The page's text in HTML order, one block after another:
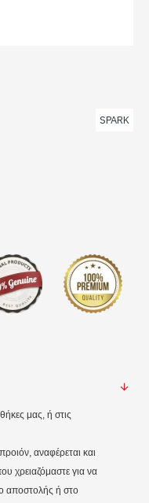
SPARK
μας, ή στις
αναφέρεται και
χρειαζόμαστε για να
αποστολής ή στο